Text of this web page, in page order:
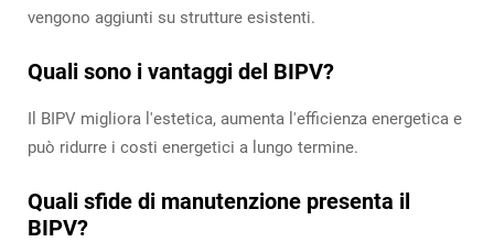
vengono aggiunti su strutture esistenti.
Quali sono i vantaggi del BIPV?
Il BIPV migliora l'estetica, aumenta l'efficienza energetica e
può ridurre i costi energetici a lungo termine.
Quali sfide di manutenzione presenta il
BIPV?